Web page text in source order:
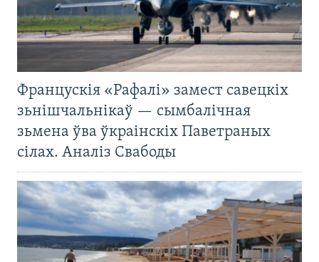
Францускія «Рафалі» замест савецкіх
зьнішчальнікаў — сымбалічная
зьмена ўва ўкраінскіх Паветраных
сілах. Аналіз Свабоды